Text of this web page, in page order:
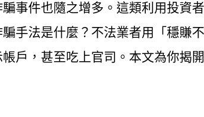
事件也隨之增多。這類利用投資
手法是什麼？不法業者用「穩賺
戶，甚至吃上官司。本文為你揭